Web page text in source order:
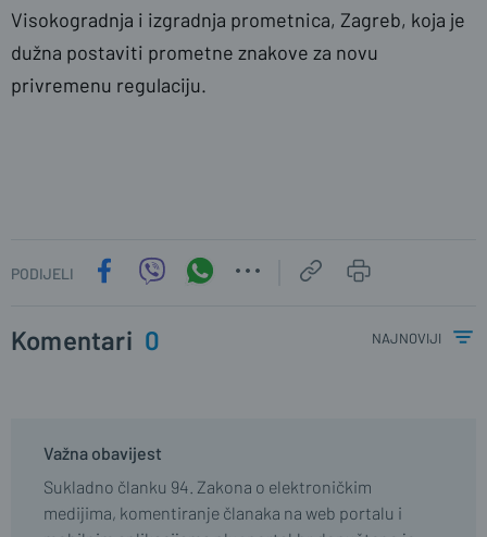
Visokogradnja i izgradnja prometnica, Zagreb, koja je
dužna postaviti prometne znakove za novu
privremenu regulaciju.
PODIJELI
Komentari 0 najnoviji
Važna obavijest
Sukladno članku 94. Zakona o elektroničkim
medijima, komentiranje članaka na web portalu i